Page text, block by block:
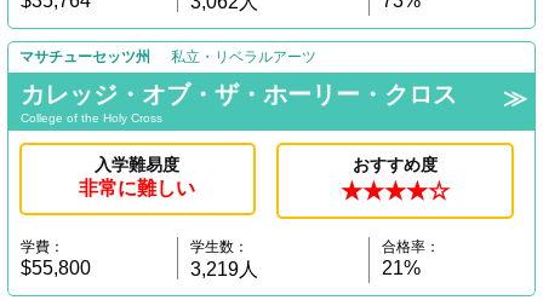
マサチューセッツ州 私立・リベラルアーツ
カレッジ・オブ・ザ・ホーリー・クロス
College of the Holy Cross
入学難易度
非常に難しい
おすすめ度
★★★★☆
学費：
$55,800
学生数：
3,219人
合格率：
21%